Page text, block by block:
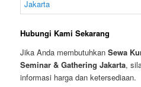
Hubungi Kami Sekarang
Jika Anda membutuhkanSewa
Seminar & Gathering Jakarta,
informasi harga dan ketersediaan.